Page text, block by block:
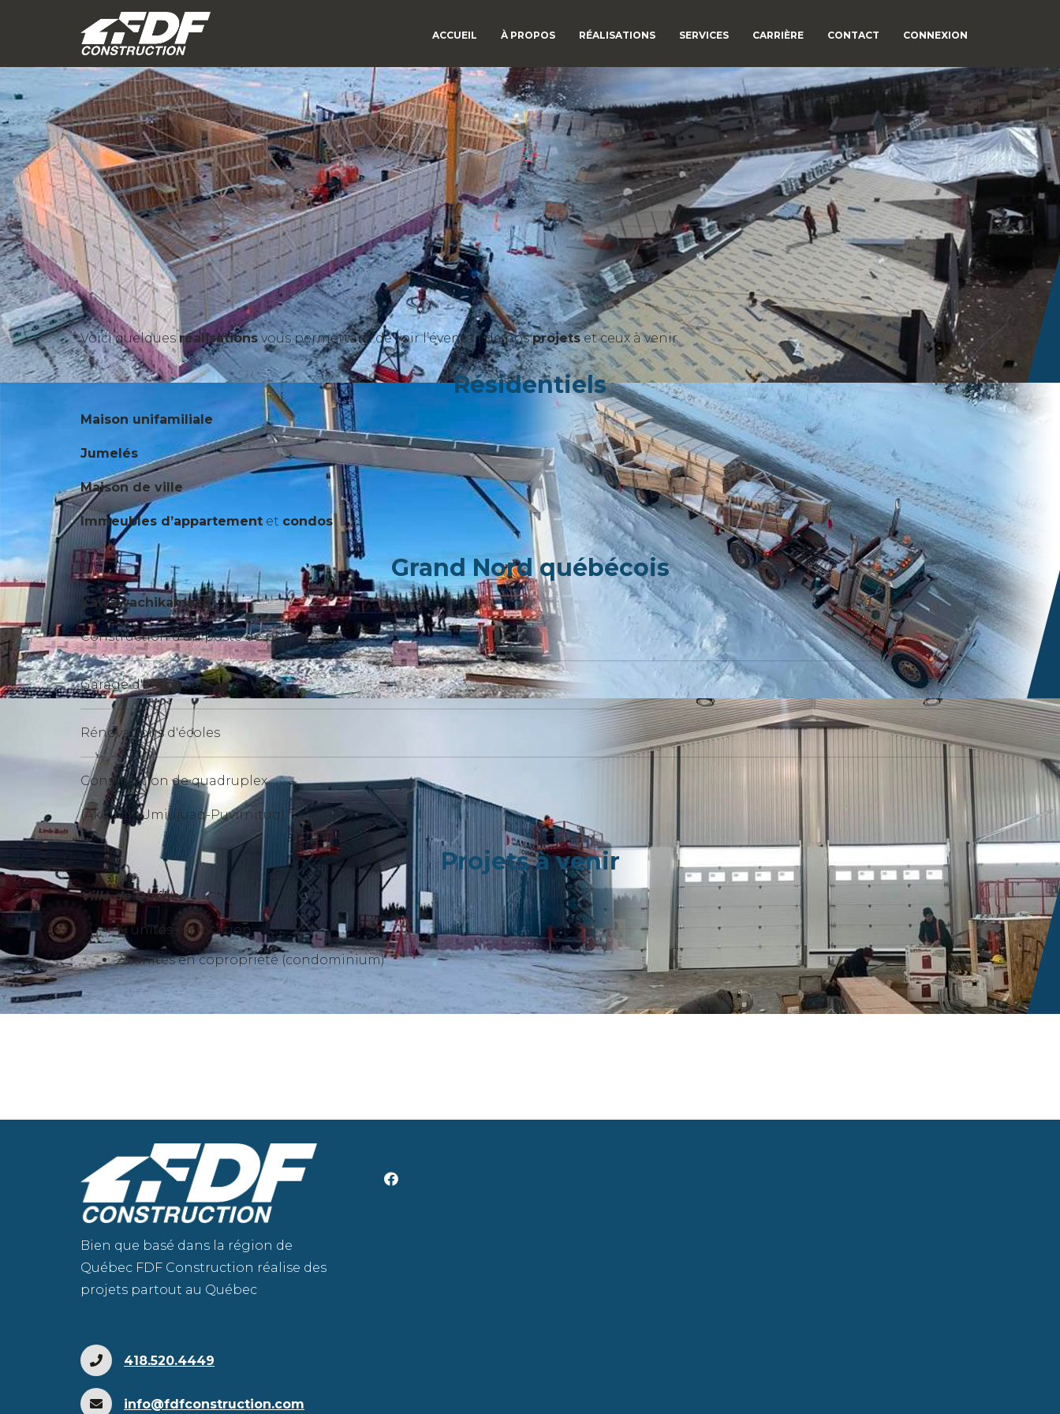
ACCUEIL À PROPOS RÉALISATIONS SERVICES CARRIÈRE CONTACT CONNEXION
Voici quelquesréalisations vous permettant de voir l’éventail de nosprojetset ceux à venir
Résidentiels
Maison unifamiliale
Jumelés
Maison de ville
Immeubles d’appartement et condos
Grand Nord québécois
Kawawachikamach
Construction d'un poste de police
Garage d'autobus
Rénovations d'écoles
Construction de quadruplex
(Akulivik-Umiujuaq-Puvirnituq)
Projets à venir
Ville de Québec
19 unités en location
23 unités en copropriété (condominium)
Bien que basé dans la région de
Québec FDF Construction réalise des
projets partout au Québec
418.520.4449
info@fdfconstruction.com